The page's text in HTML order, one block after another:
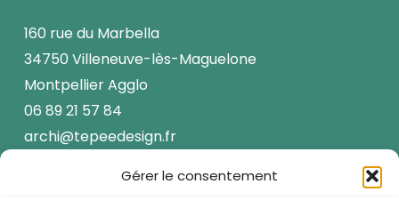
Gérer le consentement
160 rue du Marbella
34750 Villeneuve-lès-Maguelone
Montpellier Agglo
06 89 21 57 84
archi@tepeedesign.fr